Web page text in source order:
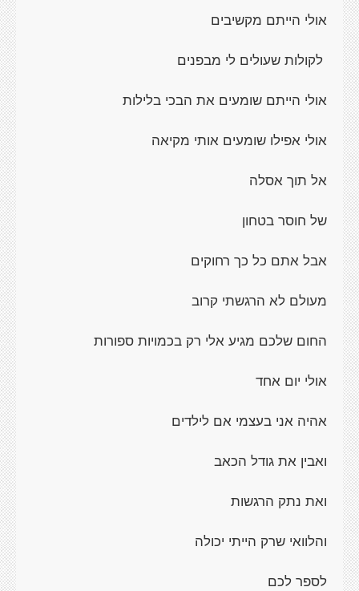
אולי הייתם מקשיבים
לקולות שעולים לי מבפנים
אולי הייתם שומעים את הבכי בלילות
אולי אפילו שומעים אותי מקיאה
אל תוך אסלה
של חוסר בטחון
אבל אתם כל כך רחוקים
מעולם לא הרגשתי קרוב
החום שלכם מגיע אלי רק בכמויות ספורות
אולי יום אחד
אהיה אני בעצמי אם לילדים
ואבין את גודל הכאב
ואת נתק הרגשות
והלוואי שרק הייתי יכולה
לספר לכם